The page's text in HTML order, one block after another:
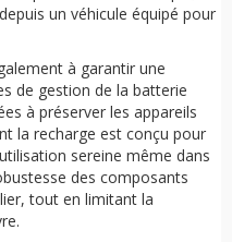
un véhicule équipé pour
à garantir une
de gestion de la batterie
à préserver les appareils
la recharge est conçu pour
sereine même dans
des composants
tout en limitant la